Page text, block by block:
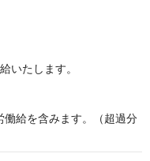
いたします。
働給を含みます。（超過分